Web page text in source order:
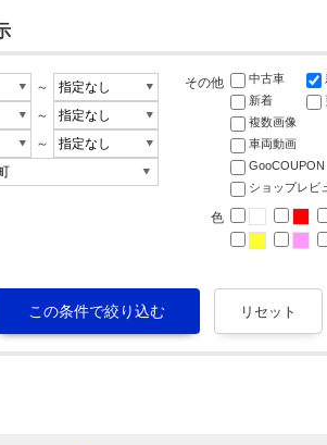
～
～
～
その他 中古車
新着
複数画像
車両動画
GooCOUPON
ショップレビ
色